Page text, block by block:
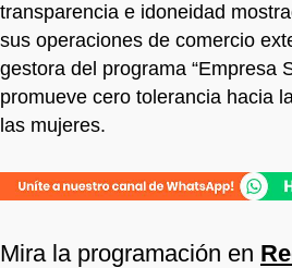
transparencia e idoneidad
sus operaciones de comercio
gestora del programa “Empresa
promueve cero tolerancia hacia
las mujeres.
Mira la programación en